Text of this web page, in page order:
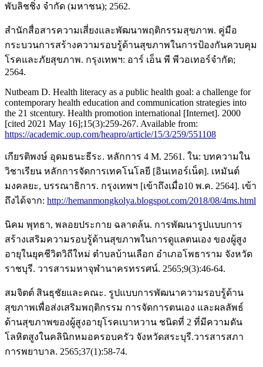
พับลิชชิ่ง จำกัด (มหาชน); 2562.
สำนักสื่อสารความเสี่ยงและพัฒนาพฤติกรรมสุขภาพ. คู่มือ
กระบวนการสร้างความรอบรู้ด้านสุขภาพในการป้องกันควบคุม
โรคและภัยสุขภาพ. กรุงเทพฯ: อาร์ เอ็น พี พีวอเทอร์จำกัด;
2564.
Nutbeam D. Health literacy as a public health goal: a challenge for
contemporary health education and communication strategies into
the 21 stcentury. Health promotion international [Internet]. 2000
[cited 2021 May 16];15(3):259-267. Available from:
https://academic.oup.com/heapro/article/15/3/259/551108
เกียรติพงษ์ อุดมธนะธีระ. หลักการ 4 M. 2561. ใน: บทความใน
วิชาเรียน หลักการจัดการเทคโนโลยี [อินเทอร์เน็ต]. เหมันต์
มงคลยะ, บรรณาธิการ. กรุงเทพฯ [เข้าถึงเมื่อ10 พ.ค. 2564]. เข้า
ถึงได้จาก: http://hemanmongkolya.blogspot.com/2018/08/4ms.html
นิคม พุทธา, พลอยประกาย ฉลาดล้น. การพัฒนารูปแบบการ
สร้างเสริมความรอบรู้ด้านสุขภาพในการดูแลตนเอง ของผู้สูง
อายุในยุคชีวิตวิถีใหม่ ตำบลบ้านเลือก อำเภอโพธาราม จังหวัด
ราชบุรี. วารสารมหาจุฬานาครทรรศน์. 2565;9(3):46-64.
สมจิตต์ สินธุชัยและคณะ. รูปแบบการพัฒนาความรอบรู้ด้าน
สุขภาพเพื่อส่งเสริมพฤติกรรม การจัดการตนเอง และผลลัพธ์
ด้านสุขภาพของผู้สูงอายุโรคเบาหวาน ชนิดที่ 2 ที่มีความดัน
โลหิตสูงในคลินิกหมอครอบครัว จังหวัดสระบุรี.วารสารสภา
การพยาบาล. 2565;37(1):58-74.